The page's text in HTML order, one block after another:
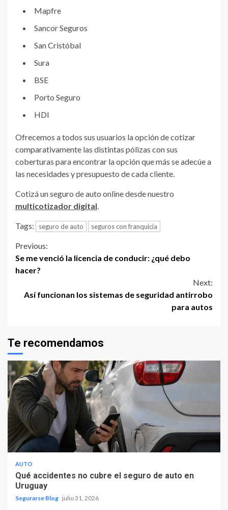
Mapfre
Sancor Seguros
San Cristóbal
Sura
BSE
Porto Seguro
HDI
Ofrecemos a todos sus usuarios la opción de cotizar
comparativamente las distintas pólizas con sus
coberturas para encontrar la opción que más se adecúe a
las necesidades y presupuesto de cada cliente.
Cotizá un seguro de auto online desde nuestro
multicotizador digital
Tags: seguro de auto seguros con franquicia
Continue
Reading
Previous:
Se me venció la licencia de conducir: ¿qué debo
hacer?
Next:
Así funcionan los sistemas de seguridad antirrobo
para autos
Te recomendamos
AUTO
Qué accidentes no cubre el seguro de auto en
Uruguay
Segurarse Blog julio 31, 2026